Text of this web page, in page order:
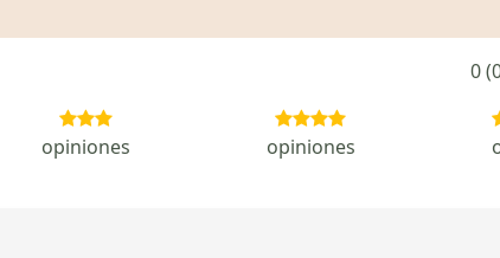
0
opiniones opiniones